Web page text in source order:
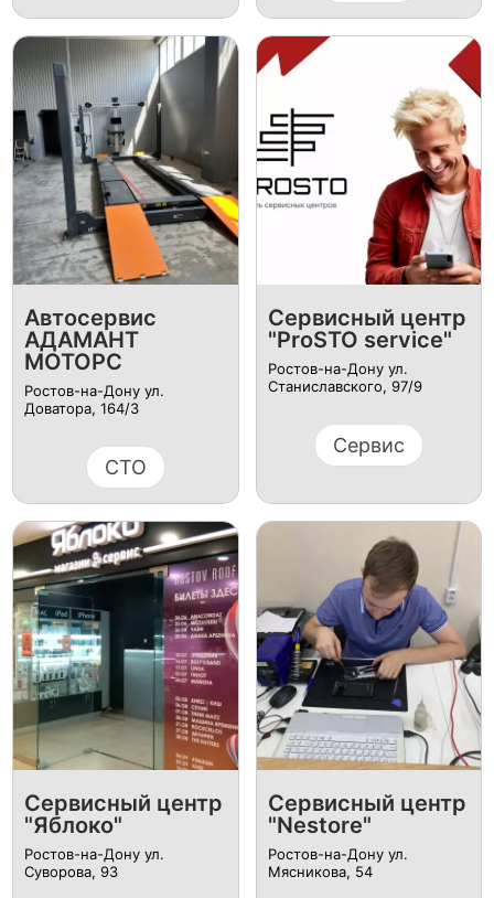
Автосервис
АДАМАНТ
МОТОРС
Ростов-на-Дону ул.
Доватора, 164/3
СТО
Сервисный центр
"ProSTO service"
Ростов-на-Дону ул.
Станиславского, 97/9
Сервис
Сервисный центр
"Яблоко"
Ростов-на-Дону ул.
Суворова, 93
Сервисный центр
"Nestore"
Ростов-на-Дону ул.
Мясникова, 54